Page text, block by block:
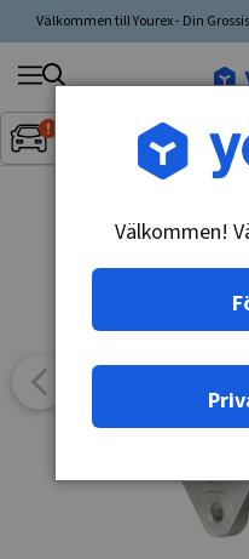
Välkommen till Yourex - Din
Inget fordon
Sök
produkt,
tillverkare,
Välkommen!